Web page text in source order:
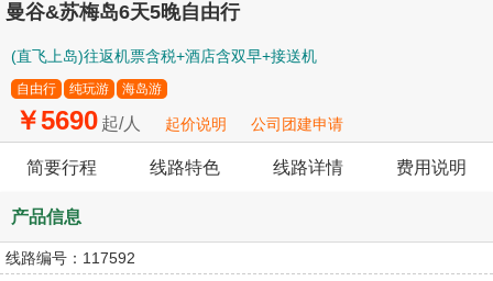
曼谷&苏梅岛6天5晚自由行
(直飞上岛)往返机票含税+酒店含双早+接送机
自由行 纯玩游 海岛游
￥5690 起/人 起价说明 公司团建申请
简要行程 线路特色 线路详情 费用说明
产品信息
线路编号： 117592